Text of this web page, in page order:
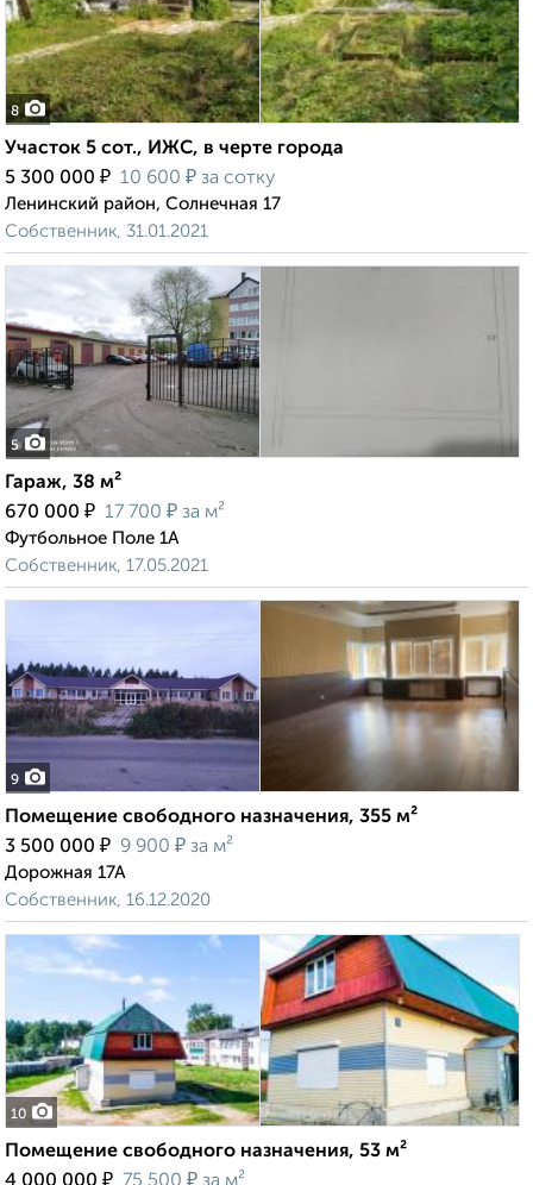
8
Участок 5 сот., ИЖС, в черте города
5 300 000 ₽ 10 600 ₽ за сотку
Ленинский район, Солнечная 17
Собственник, 31.01.2021
5
Гараж, 38 м²
670 000 ₽ 17 700 ₽ за м²
Футбольное Поле 1А
Собственник, 17.05.2021
9
Помещение свободного назначения, 355 м²
3 500 000 ₽ 9 900 ₽ за м²
Дорожная 17А
Собственник, 16.12.2020
10
Помещение свободного назначения, 53 м²
₽ ₽